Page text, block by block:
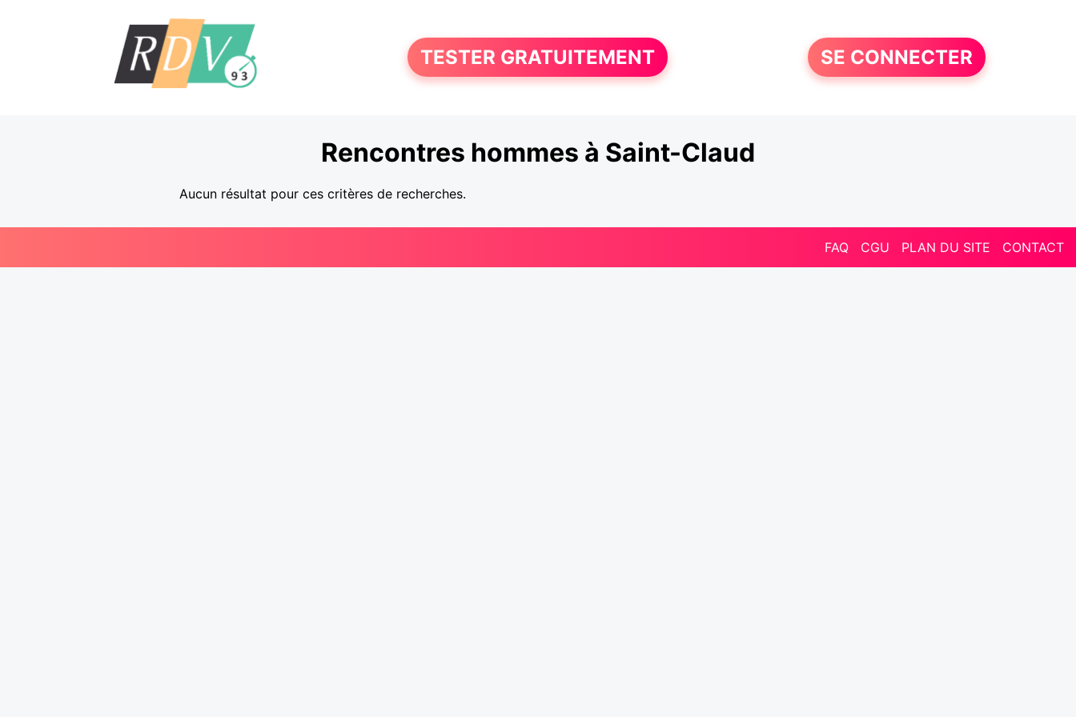
TESTER GRATUITEMENT SE CONNECTER
Rencontres hommes à Saint-Claud
Aucun résultat pour ces critères de recherches.
FAQ CGU PLAN DU SITE CONTACT